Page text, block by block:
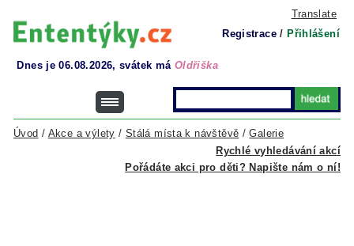
Translate
Registrace / Přihlášení
Dnes je 06.08.2026, svátek má Oldřiška
Rychlé vyhledávání akcí
Úvod / Akce a výlety / Stálá místa k návštěvě /Galerie
Pořádáte akci pro děti? Napište nám o ní!